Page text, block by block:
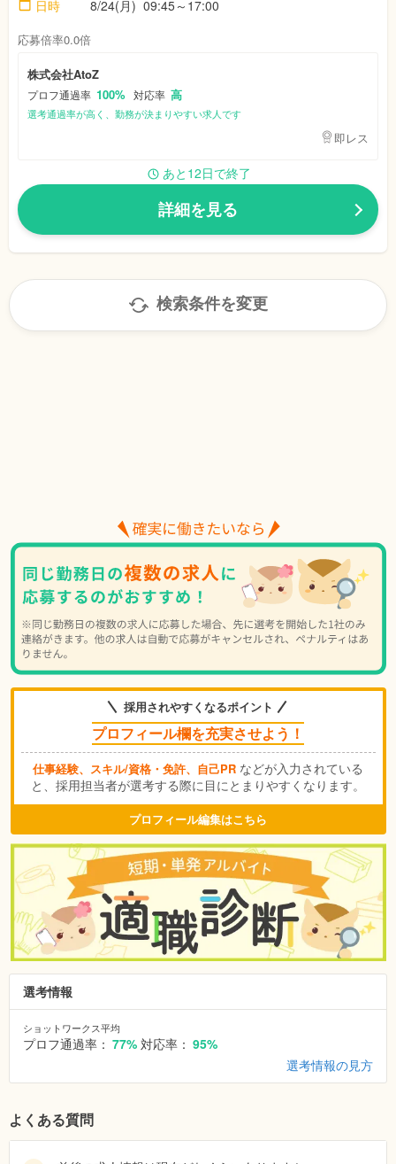
日時
8/24(月) 09:45～17:00
応募倍率0.0倍
株式会社AtoZ
プロフ通過率 100% 対応率 高
選考通過率が高く、勤務が決まりやすい求人です
即レス
あと12日で終了
詳細を見る
検索条件を変更
採用されやすくなるポイント
プロフィール欄を充実させよう！
仕事経験、スキル/資格・免許、自己PR などが入力されている
と、採用担当者が選考する際に目にとまりやすくなります。
プロフィール編集はこちら
選考情報
ショットワークス平均
プロフ通過率： 77% 対応率： 95%
選考情報の見方
よくある質問